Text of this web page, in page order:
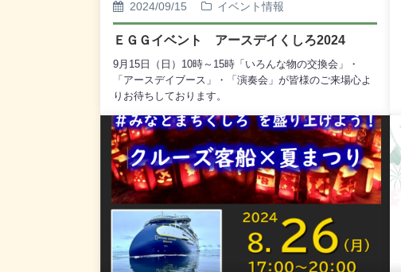
2024/09/15 イベント情報
ＥＧＧイベント アースデイくしろ2024
9月15日（日）10時～15時「いろんな物の交換会」・
「アースデイブース」・「演奏会」が皆様のご来場心よ
りお待ちしております。